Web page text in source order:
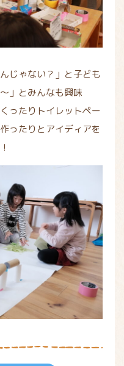
じゃない？」と子ども
」とみんなも興味
ったりトイレットペー
ったりとアイディアを